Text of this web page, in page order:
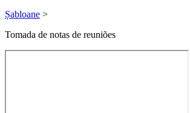
Șabloane >
Tomada de notas de reuniões